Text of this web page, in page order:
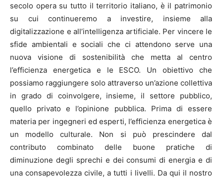
secolo opera su tutto il territorio italiano, è il patrimonio
su cui continueremo a investire, insieme alla
digitalizzazione e all’intelligenza artificiale. Per vincere le
sfide ambientali e sociali che ci attendono serve una
nuova visione di sostenibilità che metta al centro
l’efficienza energetica e le ESCO. Un obiettivo che
possiamo raggiungere solo attraverso un’azione collettiva
in grado di coinvolgere, insieme, il settore pubblico,
quello privato e l’opinione pubblica. Prima di essere
materia per ingegneri ed esperti, l’efficienza energetica è
un modello culturale. Non si può prescindere dal
contributo combinato delle buone pratiche di
diminuzione degli sprechi e dei consumi di energia e di
una consapevolezza civile, a tutti i livelli. Da qui il nostro